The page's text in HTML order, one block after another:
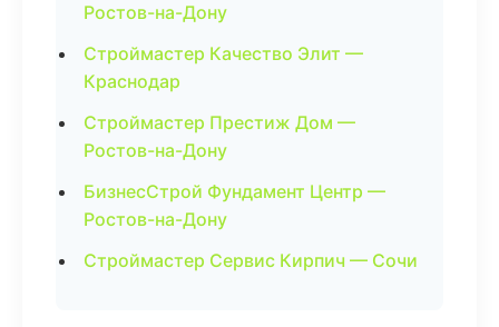
Ростов-на-Дону
Строймастер Качество Элит —
Краснодар
Строймастер Престиж Дом —
Ростов-на-Дону
БизнесСтрой Фундамент Центр —
Ростов-на-Дону
Строймастер Сервис Кирпич — Сочи